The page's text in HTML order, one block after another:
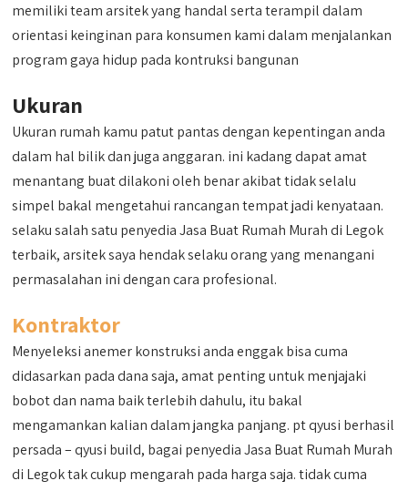
memiliki team arsitek yang handal serta terampil dalam
orientasi keinginan para konsumen kami dalam menjalankan
program gaya hidup pada kontruksi bangunan
Ukuran
Ukuran rumah kamu patut pantas dengan kepentingan anda
dalam hal bilik dan juga anggaran. ini kadang dapat amat
menantang buat dilakoni oleh benar akibat tidak selalu
simpel bakal mengetahui rancangan tempat jadi kenyataan.
selaku salah satu penyedia Jasa Buat Rumah Murah di Legok
terbaik, arsitek saya hendak selaku orang yang menangani
permasalahan ini dengan cara profesional.
Kontraktor
Menyeleksi anemer konstruksi anda enggak bisa cuma
didasarkan pada dana saja, amat penting untuk menjajaki
bobot dan nama baik terlebih dahulu, itu bakal
mengamankan kalian dalam jangka panjang. pt qyusi berhasil
persada – qyusi build, bagai penyedia Jasa Buat Rumah Murah
di Legok tak cukup mengarah pada harga saja. tidak cuma